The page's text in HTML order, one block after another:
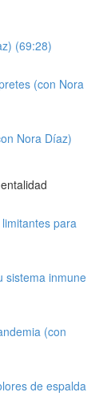
(69:28)
(con Nora
Nora Díaz)
para
sistema inmune
(con
de espalda